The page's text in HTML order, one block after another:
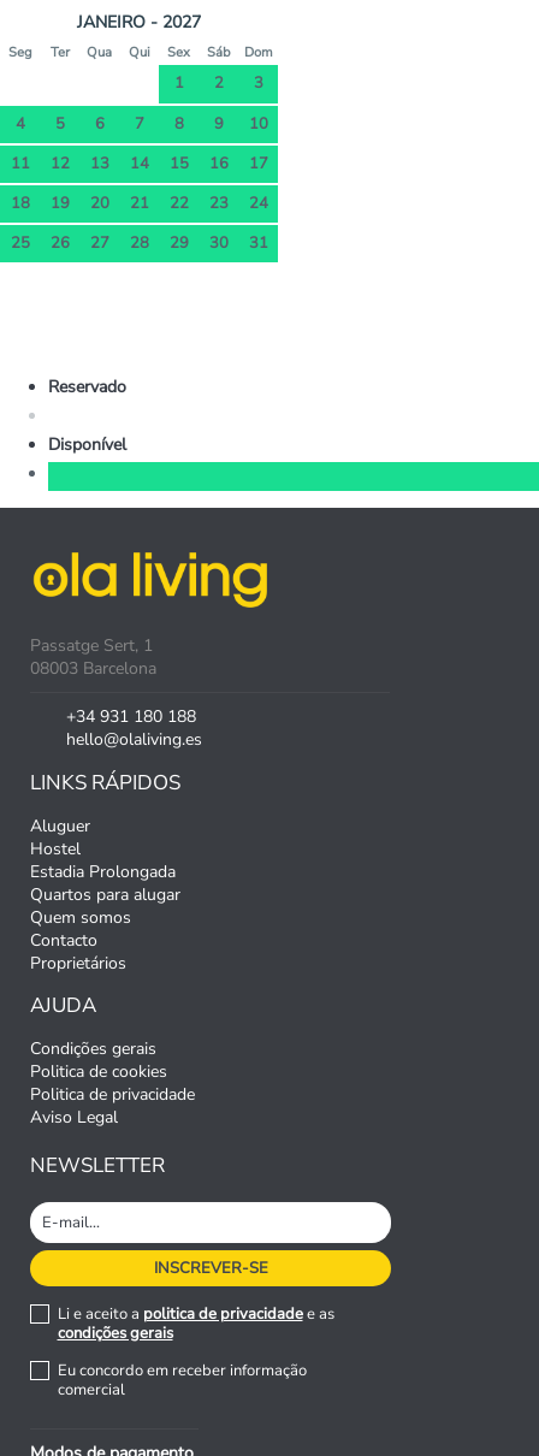
JANEIRO - 2027
Seg Ter Qua Qui Sex Sáb Dom
1 2
3
4
5 6 7 8 9
10
11
12 13 14 15 16
17
18
19 20 21 22 23
24
25
26 27 28 29 30 31
Reservado
Disponível
Passatge Sert, 1
08003 Barcelona
+34 931 180 188
hello@olaliving.es
LINKS RÁPIDOS
Aluguer
Hostel
Estadia Prolongada
Quartos para alugar
Quem somos
Contacto
Proprietários
AJUDA
Condições gerais
Politica de cookies
Politica de privacidade
Aviso Legal
NEWSLETTER
Li e aceito a politica de privacidadee as
condições gerais
Eu concordo em receber informação
comercial